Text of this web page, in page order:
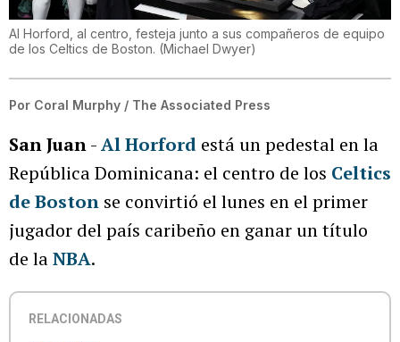
Al Horford, al centro, festeja junto a sus compañeros de equipo
de los Celtics de Boston. (Michael Dwyer)
Por Coral Murphy / The Associated Press
San Juan-Al Horford está un pedestal en la
República Dominicana: el centro de los Celtics
de Boston se convirtió el lunes en el primer
jugador del país caribeño en ganar un título
de laNBA.
RELACIONADAS